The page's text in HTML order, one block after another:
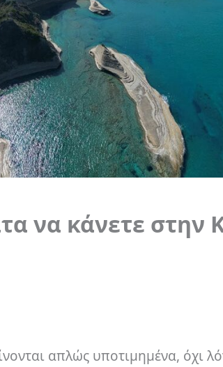
να κάνετε στην
απλώς υποτιμημένα, όχι